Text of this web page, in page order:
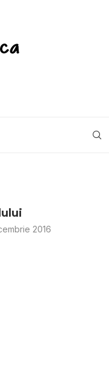
2016